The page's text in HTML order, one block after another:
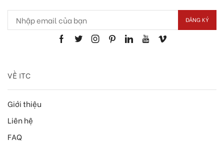
VỀ ITC
Giới thiệu
Liên hệ
FAQ